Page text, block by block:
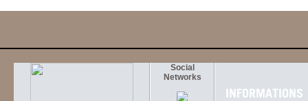
Social
Networks
INFORMATIONS